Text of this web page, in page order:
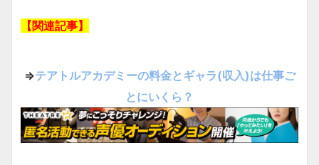
【関連記事】
⇒テアトルアカデミーの料金とギャラ(収入)は仕事ご
とにいくら？